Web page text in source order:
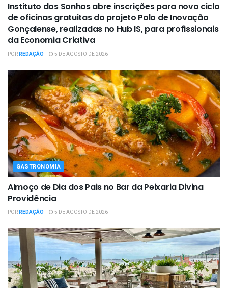
Instituto dos Sonhos abre inscrições para novo ciclo
de oficinas gratuitas do projeto Polo de Inovação
Gonçalense, realizadas no Hub IS, para profissionais
da Economia Criativa
PORREDAÇÃO 5 DE AGOSTO DE 2026
GASTRONOMIA
Almoço de Dia dos Pais no Bar da Peixaria Divina
Providência
PORREDAÇÃO 5 DE AGOSTO DE 2026